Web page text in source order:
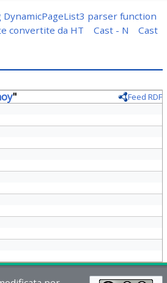
DynamicPageList3 parser function
convertite da HT
Cast - N Cast
"
Feed RDF